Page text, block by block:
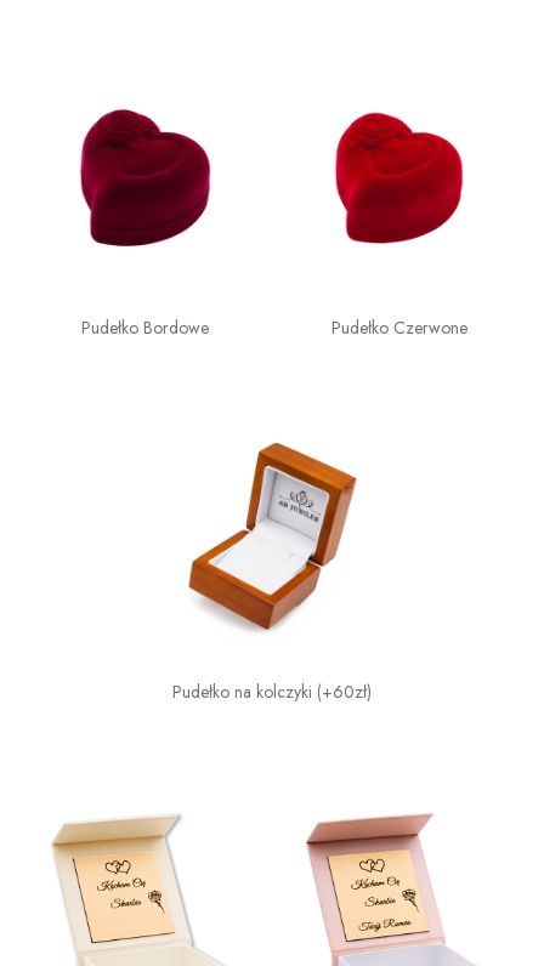
Pudełko Bordowe Pudełko Czerwone
Pudełko na kolczyki (+60zł)